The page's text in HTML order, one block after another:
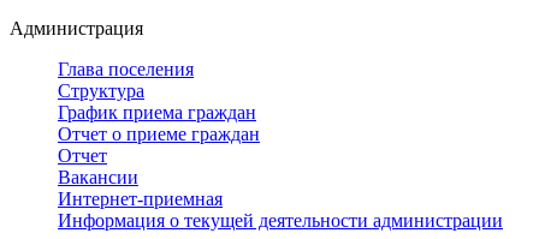
Администрация
Глава поселения
Структура
График приема граждан
Отчет о приеме граждан
Отчет
Вакансии
Интернет-приемная
Информация о текущей деятельности администрации